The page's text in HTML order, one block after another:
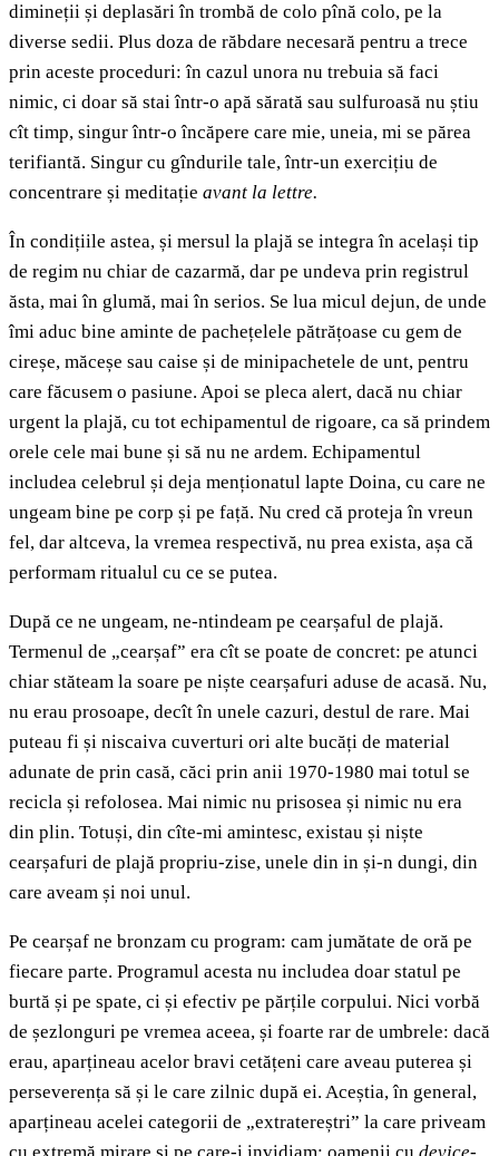
dimineții și deplasări în trombă de colo pînă colo, pe la
diverse sedii. Plus doza de răbdare necesară pentru a trece
prin aceste proceduri: în cazul unora nu trebuia să faci
nimic, ci doar să stai într-o apă sărată sau sulfuroasă nu știu
cît timp, singur într-o încăpere care mie, uneia, mi se părea
terifiantă. Singur cu gîndurile tale, într-un exercițiu de
concentrare și meditație avant la lettre.
În condițiile astea, și mersul la plajă se integra în același tip
de regim nu chiar de cazarmă, dar pe undeva prin registrul
ăsta, mai în glumă, mai în serios. Se lua micul dejun, de unde
îmi aduc bine aminte de pachețelele pătrățoase cu gem de
cireșe, măceșe sau caise și de minipachetele de unt, pentru
care făcusem o pasiune. Apoi se pleca alert, dacă nu chiar
urgent la plajă, cu tot echipamentul de rigoare, ca să prindem
orele cele mai bune și să nu ne ardem. Echipamentul
includea celebrul și deja menționatul lapte Doina, cu care ne
ungeam bine pe corp și pe față. Nu cred că proteja în vreun
fel, dar altceva, la vremea respectivă, nu prea exista, așa că
performam ritualul cu ce se putea.
După ce ne ungeam, ne-ntindeam pe cearșaful de plajă.
Termenul de „cearșaf” era cît se poate de concret: pe atunci
chiar stăteam la soare pe niște cearșafuri aduse de acasă. Nu,
nu erau prosoape, decît în unele cazuri, destul de rare. Mai
puteau fi și niscaiva cuverturi ori alte bucăți de material
adunate de prin casă, căci prin anii 1970-1980 mai totul se
recicla și refolosea. Mai nimic nu prisosea și nimic nu era
din plin. Totuși, din cîte-mi amintesc, existau și niște
cearșafuri de plajă propriu-zise, unele din in și-n dungi, din
care aveam și noi unul.
Pe cearșaf ne bronzam cu program: cam jumătate de oră pe
fiecare parte. Programul acesta nu includea doar statul pe
burtă și pe spate, ci și efectiv pe părțile corpului. Nici vorbă
de șezlonguri pe vremea aceea, și foarte rar de umbrele: dacă
erau, aparțineau acelor bravi cetățeni care aveau puterea și
perseverența să și le care zilnic după ei. Aceștia, în general,
aparțineau acelei categorii de „extratereștri” la care priveam